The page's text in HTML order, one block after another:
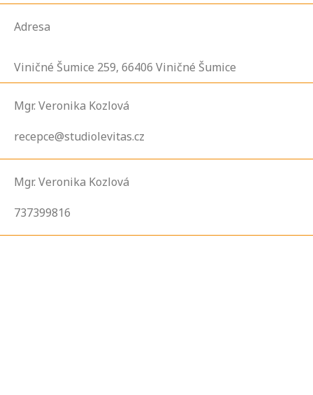
Adresa
Viničné Šumice 259, 66406 Viničné Šumice
Mgr. Veronika Kozlová
recepce@studiolevitas.cz
Mgr. Veronika Kozlová
737399816